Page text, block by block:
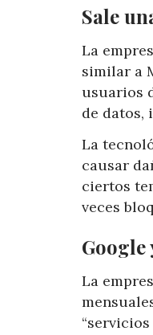
Sale
La
similar a
usuarios
de datos,
La
causar
ciertos
veces
Google
La